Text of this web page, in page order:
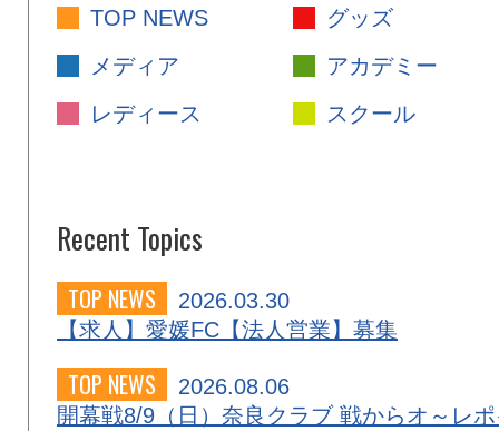
TOP NEWS
グッズ
メディア
アカデミー
レディース
スクール
Recent Topics
TOP NEWS
2026.03.30
【求人】愛媛FC【法人営業】募集
TOP NEWS
2026.08.06
開幕戦8/9（日）奈良クラブ 戦からオ～レ